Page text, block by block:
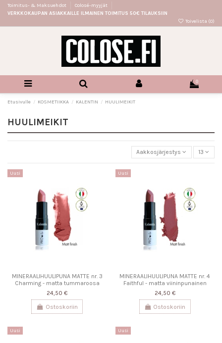
Toimitus- & Maksuehdot
Colosé-myyjät
VERKKOKAUPAN ASIAKKAILLE ILMAINEN TOIMITUS 50€ TILAUKSIIN
Toivelista (0)
0
Etusivulle KOSMETIIKKA KALENTIN HUULIMEIKIT
HUULIMEIKIT
Aakkosjärjestys 13
Uusi
MINERAALIHUULIPUNA MATTE nr. 3
Charming - matta tummaroosa
24,50 €
Ostoskoriin
Uusi
MINERAALIHUULIPUNA MATTE nr. 4
Faithful - matta viininpunainen
24,50 €
Ostoskoriin
Uusi Uusi